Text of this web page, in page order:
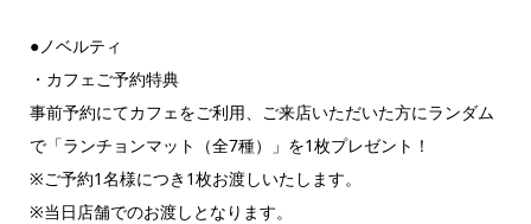
●ノベルティ
・カフェご予約特典
事前予約にてカフェをご利用、ご来店いただいた方にランダム
で「ランチョンマット（全7種）」を1枚プレゼント！
※ご予約1名様につき1枚お渡しいたします。
※当日店舗でのお渡しとなります。